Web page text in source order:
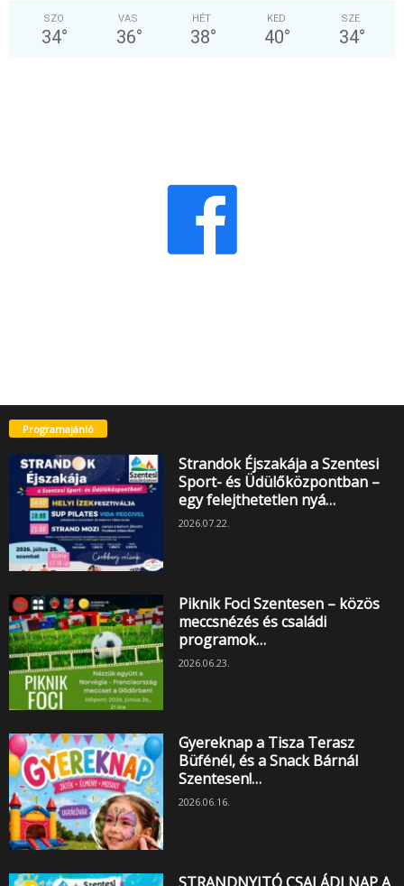
SZO
34°
VAS
36°
HÉT
38°
KED
40°
SZE
34°
Programajánló
Strandok Éjszakája a Szentesi
Sport- és Üdülőközpontban –
egy felejthetetlen nyá…
2026.07.22.
Piknik Foci Szentesen – közös
meccsnézés és családi
programok…
2026.06.23.
Gyereknap a Tisza Terasz
Büfénél, és a Snack Bárnál
Szentesen!…
2026.06.16.